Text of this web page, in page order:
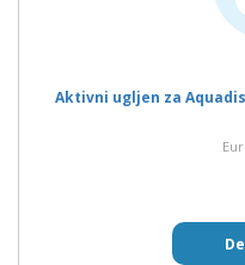
Aktivni ugljen za